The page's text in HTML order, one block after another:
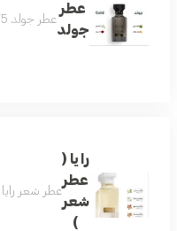
عطر
جولد
عطر جولد 75 مل عطر منعش فواح زهري جميل لكل وقت لطيف وهادىء وفواح يتميز بالثبات العالي مكونات العطر الياسمين الباتشولي الورد زهر البرتقال
رايا (
عطر
شعر
)
عطر شعر رايا 75 مل الجمال والنعومة والأنوثة على هيئة عطرمزيج من اللوز والفل ونفحات من المسك وتكوين فاخر من خشب الصندل لتفوح منه رائحة الجمال والفخامة حتماً سيعجبك عطر لكل الأذواق يحتوي على فيتامينات مغذية للشعر ومرطبات ومنعمات